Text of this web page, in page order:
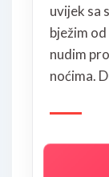
uvijek sa
bježim
nudim
noćima.